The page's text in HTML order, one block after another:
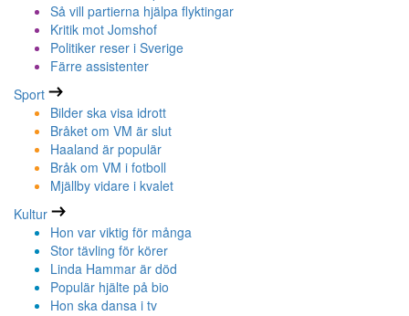
Så vill partierna hjälpa flyktingar
Kritik mot Jomshof
Politiker reser i Sverige
Färre assistenter
Sport
Bilder ska visa idrott
Bråket om VM är slut
Haaland är populär
Bråk om VM i fotboll
Mjällby vidare i kvalet
Kultur
Hon var viktig för många
Stor tävling för körer
Linda Hammar är död
Populär hjälte på bio
Hon ska dansa i tv